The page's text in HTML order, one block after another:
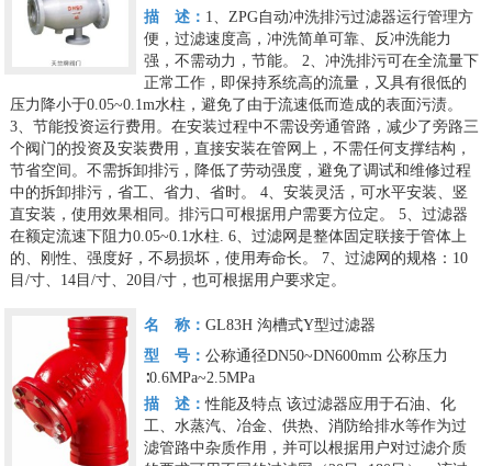
描 述： 1、ZPG自动冲洗排污过滤器运行管理方
便，过滤速度高，冲洗简单可靠、反冲洗能力
强，不需动力，节能。 2、冲洗排污可在全流量下
正常工作，即保持系统高的流量，又具有很低的
压力降小于0.05~0.1m水柱，避免了由于流速低而造成的表面污渍。
3、节能投资运行费用。在安装过程中不需设旁通管路，减少了旁路三
个阀门的投资及安装费用，直接安装在管网上，不需任何支撑结构，
节省空间。不需拆卸排污，降低了劳动强度，避免了调试和维修过程
中的拆卸排污，省工、省力、省时。4、安装灵活，可水平安装、竖
直安装，使用效果相同。排污口可根据用户需要方位定。5、过滤器
在额定流速下阻力0.05~0.1水柱.6、过滤网是整体固定联接于管体上
的、刚性、强度好，不易损坏，使用寿命长。 7、过滤网的规格：10
目/寸、14目/寸、20目/寸，也可根据用户要求定。
名 称：GL83H 沟槽式Y型过滤器
型 号：公称通径DN50~DN600mm 公称压力
∶0.6MPa~2.5MPa
描 述：性能及特点该过滤器应用于石油、化
工、水蒸汽、冶金、供热、消防给排水等作为过
滤管路中杂质作用，并可以根据用户对过滤介质